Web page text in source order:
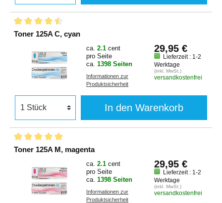
Toner 125A C, cyan
ca. 2.1 cent
pro Seite
ca. 1398 Seiten
Informationen zur
Produktsicherheit
29,95 €
Lieferzeit : 1-2
Werktage
(inkl. MwSt.)
versandkostenfrei
In den Warenkorb
Toner 125A M, magenta
ca. 2.1 cent
pro Seite
ca. 1398 Seiten
Informationen zur
Produktsicherheit
29,95 €
Lieferzeit : 1-2
Werktage
(inkl. MwSt.)
versandkostenfrei